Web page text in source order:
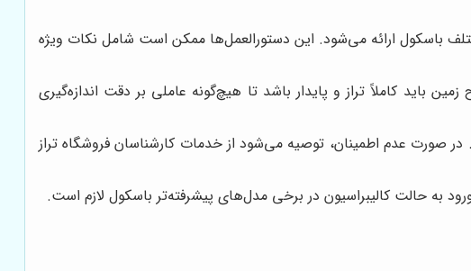
باسکول ارائه می‌شود. این دستورالعمل‌ها ممکن است شامل نکات ویژه
کاملاً تراز و پایدار باشد تا هیچ‌گونه عاملی بر دقت اندازه‌گیری
صورت عدم اطمینان، توصیه می‌شود از خدمات کارشناسان فروشگاه تراز
به حالت کالیبراسیون در برخی مدل‌های پیشرفته‌تر باسکول لازم است.